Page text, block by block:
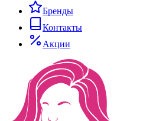
Бренды
Контакты
Акции